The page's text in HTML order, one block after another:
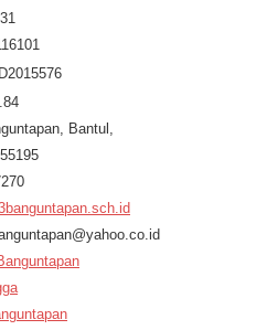
Bantul,